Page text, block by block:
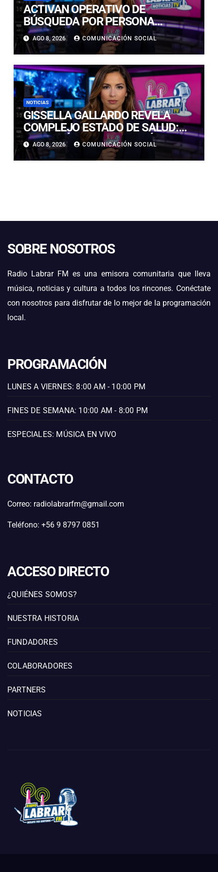
ACTIVAN OPERATIVO DE
BÚSQUEDA POR PERSONA
DESAPARECIDA EN PLAYA
CALDERILLA
AGO 8, 2026 COMUNICACIÓN SOCIAL
NOTICIAS
GISSELLA GALLARDO REVELA
COMPLEJO ESTADO DE SALUD:
“ME TENÍAN MAL HACE DÍAS”
AGO 8, 2026 COMUNICACIÓN SOCIAL
SOBRE NOSOTROS
Radio Labrar FM es una emisora comunitaria que lleva
música, noticias y cultura a todos los rincones. Conéctate
con nosotros para disfrutar de lo mejor de la programación
local.
PROGRAMACIÓN
LUNES A VIERNES: 8:00 AM - 10:00 PM
FINES DE SEMANA: 10:00 AM - 8:00 PM
ESPECIALES: MÚSICA EN VIVO
CONTACTO
Correo: radiolabrarfm@gmail.com
Teléfono: +56 9 8797 0851
ACCESO DIRECTO
¿QUIÉNES SOMOS?
NUESTRA HISTORIA
FUNDADORES
COLABORADORES
PARTNERS
NOTICIAS